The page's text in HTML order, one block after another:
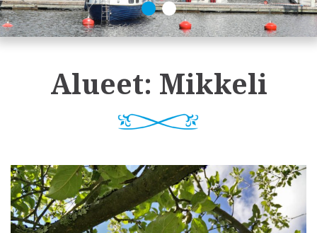
Alueet: Mikkeli